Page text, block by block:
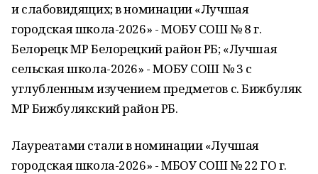
и слабовидящих; в номинации «Лучшая
городская школа-2026» - МОБУ СОШ № 8 г.
Белорецк МР Белорецкий район РБ; «Лучшая
сельская школа-2026» - МОБУ СОШ № 3 с
углубленным изучением предметов с. Бижбуляк
МР Бижбулякский район РБ.
Лауреатами стали в номинации «Лучшая
городская школа-2026» - МБОУ СОШ № 22 ГО г.